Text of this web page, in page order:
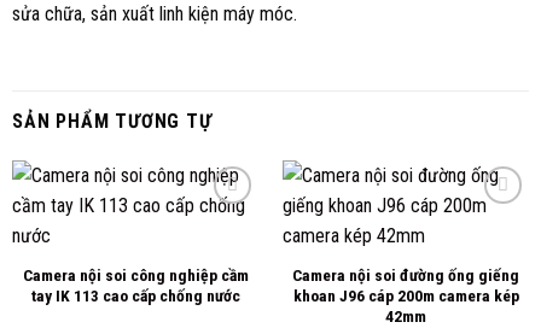
sửa chữa, sản xuất linh kiện máy móc.
SẢN PHẨM TƯƠNG TỰ
wishlist
Camera nội soi công nghiệp cầm
tay IK 113 cao cấp chống nước
wishlist
Camera nội soi đường ống giếng
khoan J96 cáp 200m camera kép
42mm